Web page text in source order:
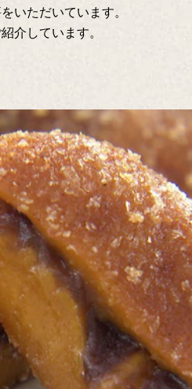
いただいています。
介しています。